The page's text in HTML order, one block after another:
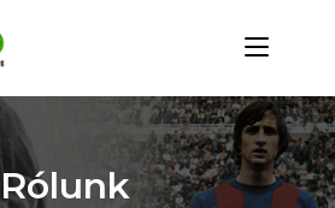
Rólunk